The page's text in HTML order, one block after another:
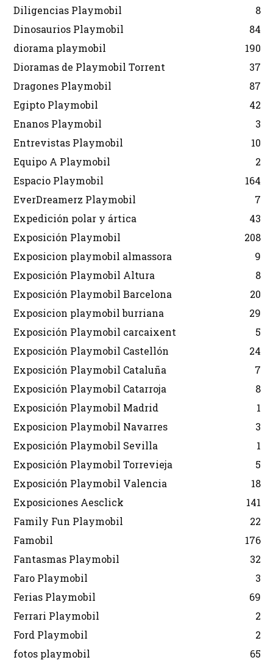
Diligencias Playmobil
8
Dinosaurios Playmobil
84
diorama playmobil
190
Dioramas de Playmobil Torrent
37
Dragones Playmobil
87
Egipto Playmobil
42
Enanos Playmobil
3
Entrevistas Playmobil
10
Equipo A Playmobil
2
Espacio Playmobil
164
EverDreamerz Playmobil
7
Expedición polar y ártica
43
Exposición Playmobil
208
Exposicion playmobil almassora
9
Exposición Playmobil Altura
8
Exposición Playmobil Barcelona
20
Exposicion playmobil burriana
29
Exposición Playmobil carcaixent
5
Exposición Playmobil Castellón
24
Exposición Playmobil Cataluña
7
Exposición Playmobil Catarroja
8
Exposición Playmobil Madrid
1
Exposicion Playmobil Navarres
3
Exposición Playmobil Sevilla
1
Exposición Playmobil Torrevieja
5
Exposición Playmobil Valencia
18
Exposiciones Aesclick
141
Family Fun Playmobil
22
Famobil
176
Fantasmas Playmobil
32
Faro Playmobil
3
Ferias Playmobil
69
Ferrari Playmobil
2
Ford Playmobil
2
fotos playmobil
65